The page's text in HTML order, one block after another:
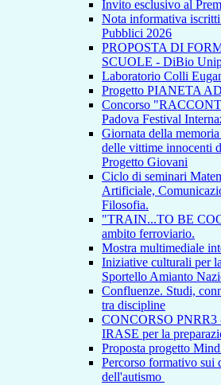
Invito esclusivo al
Nota informativa
Pubblici 2026
PROPOSTA DI
SCUOLE - DiBio
Laboratorio Colli
Progetto PIANETA
Concorso
Padova Festival
Giornata della
delle vittime innocenti
Progetto Giovani
Ciclo di seminari
Artificiale,
Filosofia.
"TRAIN...TO BE
ambito ferroviario.
Mostra multimediale
Iniziative culturali per
Sportello Amianto
Confluenze. Studi,
tra discipline
CONCORSO PNRR3
IRASE per la
Proposta progetto
Percorso formativo sui
dell'autismo